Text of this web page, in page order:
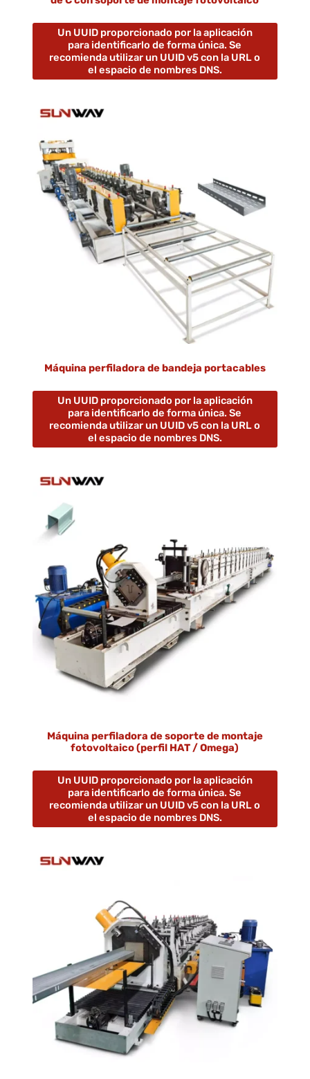
Un UUID proporcionado por la aplicación
para identificarlo de forma única. Se
recomienda utilizar un UUID v5 con la URL o
el espacio de nombres DNS.
Máquina perfiladora de bandeja portacables
Un UUID proporcionado por la aplicación
para identificarlo de forma única. Se
recomienda utilizar un UUID v5 con la URL o
el espacio de nombres DNS.
Máquina perfiladora de soporte de montaje
fotovoltaico (perfil HAT / Omega)
Un UUID proporcionado por la aplicación
para identificarlo de forma única. Se
recomienda utilizar un UUID v5 con la URL o
el espacio de nombres DNS.